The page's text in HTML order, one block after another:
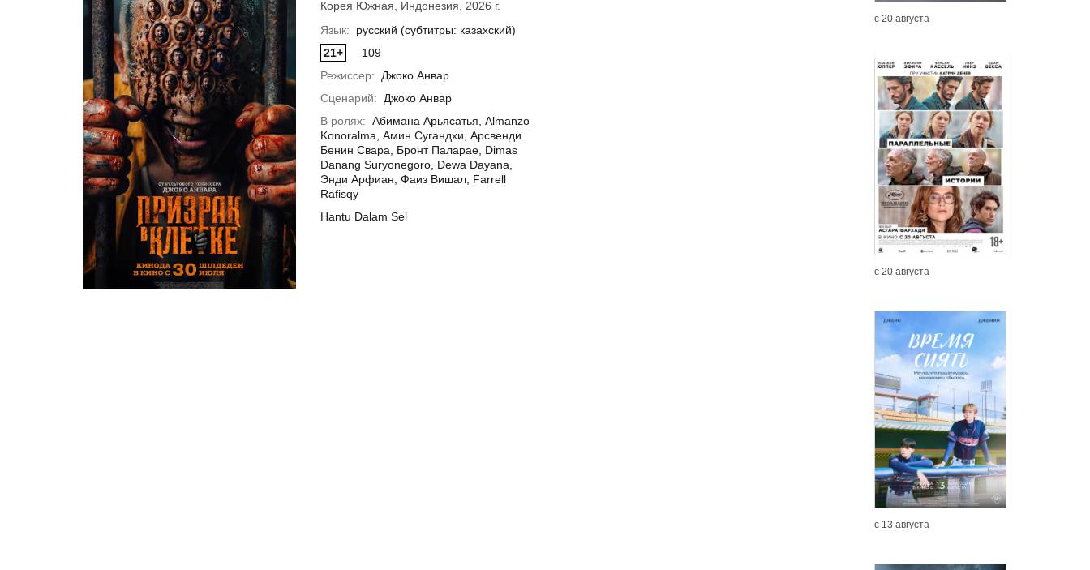
Корея Южная, Индонезия, 2026 г.
Язык:
русский (субтитры: казахский)
21+
109
Режиссер:
Джоко Анвар
Сценарий:
Джоко Анвар
В ролях: Абимана Арьясатья, Almanzo
Konoralma, Амин Сугандхи, Арсвенди
Бенин Свара, Бронт Паларае, Dimas
Danang Suryonegoro, Dewa Dayana,
Энди Арфиан, Фаиз Вишал, Farrell
Rafisqy
Hantu Dalam Sel
с 20 августа
с 20 августа
с 13 августа